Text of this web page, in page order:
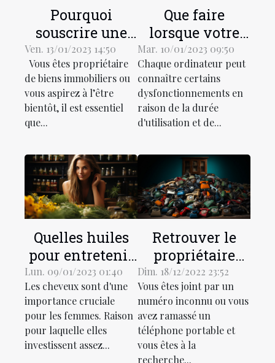
Pourquoi
souscrire une
assurance de
location pour
votre propriété ?
Ven. 13/01/2023 14:50
Vous êtes propriétaire
de biens immobiliers ou
vous aspirez à l’être
bientôt, il est essentiel
que...
Que faire
lorsque votre
ordinateur est
lent?
Mar. 10/01/2023 09:50
Chaque ordinateur peut
connaître certains
dysfonctionnements en
raison de la durée
d'utilisation et de...
Quelles huiles
pour entretenir
les cheveux fins
et ceux qui sont
secs ?
Lun. 09/01/2023 01:40
Les cheveux sont d'une
importance cruciale
pour les femmes. Raison
pour laquelle elles
investissent assez...
Retrouver le
propriétaire
d'un numéro de
téléphone :
comment
procéder ?
Dim. 18/12/2022 23:52
Vous êtes joint par un
numéro inconnu ou vous
avez ramassé un
téléphone portable et
vous êtes à la
recherche...